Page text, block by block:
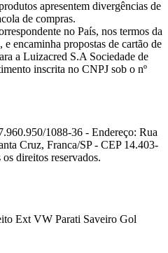
apresentem divergências de
de compras.
no País, nos termos da
encaminha propostas de cartão de
a Luizacred S.A Sociedade de
inscrita no CNPJ sob o nº
1088-36 - Endereço: Rua
Cruz, Franca/SP - CEP 14.403-
direitos reservados.
Ext VW Parati Saveiro Gol